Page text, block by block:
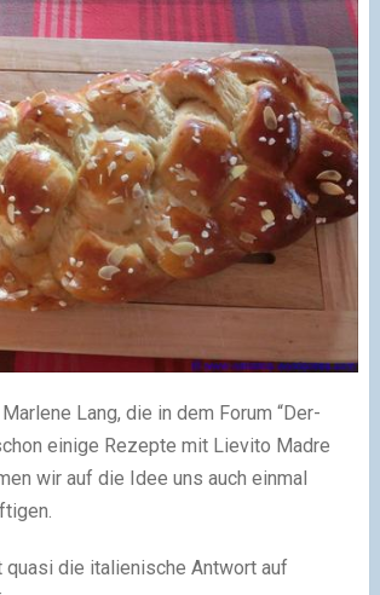
Lang, die in dem Forum “Der-
einige Rezepte mit Lievito Madre
wir auf die Idee uns auch einmal
quasi die italienische Antwort auf